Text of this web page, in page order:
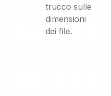
trucco sulle
dimensioni
dei file.